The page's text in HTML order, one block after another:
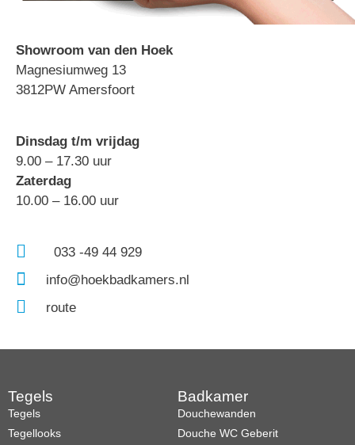
Showroom van den Hoek
Magnesiumweg 13
3812PW Amersfoort
Dinsdag t/m vrijdag
9.00 – 17.30 uur
Zaterdag
10.00 – 16.00 uur
033 -49 44 929
info@hoekbadkamers.nl
route
Tegels
Tegels
Tegellooks
Badkamer
Douchewanden
Douche WC Geberit